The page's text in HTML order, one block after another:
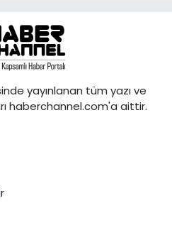
yayınlanan tüm yazı ve
haberchannel.com'a aittir.